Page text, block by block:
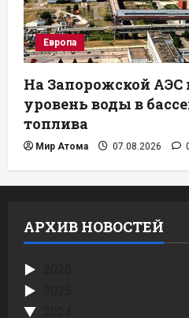
Европа
На Запорожской
уровень воды в
топлива
Мир Атома 07.08.2026
АРХИВ НОВОСТЕЙ